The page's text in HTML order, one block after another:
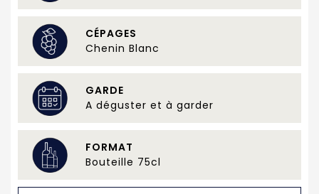
CÉPAGES
Chenin Blanc
GARDE
A déguster et à garder
FORMAT
Bouteille 75cl